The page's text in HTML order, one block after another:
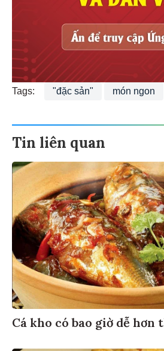
Tags: "đặc sản" món ngon
Tin liên quan
Cá kho có bao giờ dễ hơn